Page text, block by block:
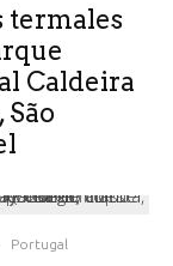
termales
Caldeira
São
Portugal